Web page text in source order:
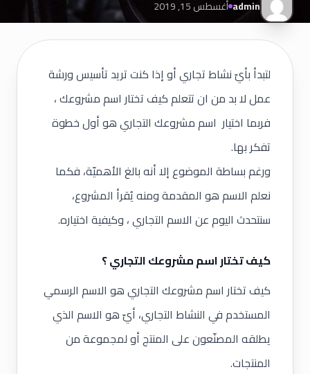
admin أغسطس 15, 2019
لتبدأ بأيّ نشاط تجاري أو إذا كنت تريد تأسيس ورشة
عمل لا بد من ان تتعلم كيف تختار اسم مشروعك ،
فربما اختيار اسم مشروعك التجاري هو أول خطوة
تفكر بها.
ورغم بساطة الموضوع إلا أنه بالغ الأهميّة، فكما
نعلم الاسم هو المقدمة ومنه يُقرأ المشروع،
سنتحدث اليوم عن الاسم التجاري ، وكيفية اختياره.
كيف تختار اسم مشروعك التجاري ؟
كيف تختار اسم مشروعك التجاري هو الاسم الرسمي
المستخدم في النشاط التجاري، أيّ هو الاسم الذي
يطلقه المصنّعون على المنتج أو لمجموعة من
المنتجات.